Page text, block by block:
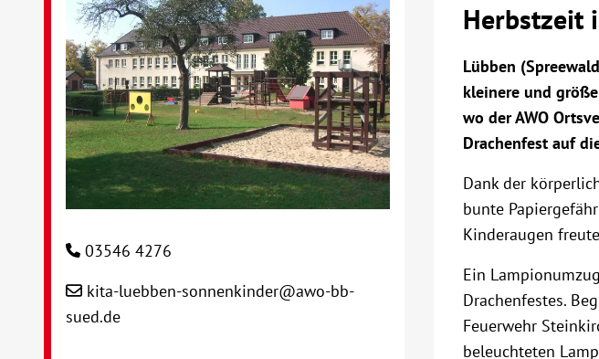
Herbstzeit
Lübben
kleinere und
wo der AWO
Drachenfest auf
Dank der
bunte
Kinderaugen
Ein
Drachenfestes.
Feuerwehr
beleuchteten
03546 4276
kita-luebben-sonnenkinder@awo-bb-
sued.de